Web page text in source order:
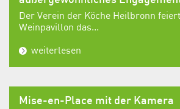
Der Verein der Köche Heilbronn
Weinpavillon das...
weiterlesen
Mise-en-Place mit der Kamera